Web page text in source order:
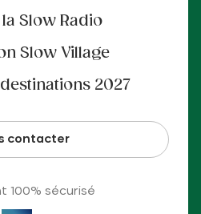
la Slow Radio
Slow Village
2027
contacter
100% sécurisé